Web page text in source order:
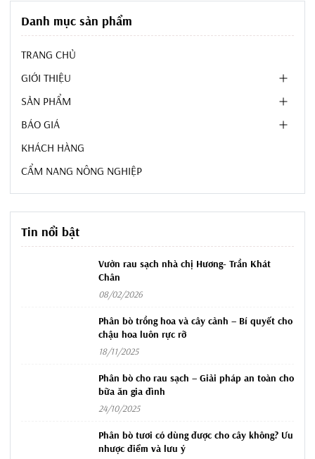
Danh mục sản phẩm
TRANG CHỦ
GIỚI THIỆU
SẢN PHẨM
BÁO GIÁ
KHÁCH HÀNG
CẨM NANG NÔNG NGHIỆP
Tin nổi bật
Vườn rau sạch nhà chị Hương- Trần Khát
Chân
08/02/2026
Phân bò trồng hoa và cây cảnh – Bí quyết cho
chậu hoa luôn rực rỡ
18/11/2025
Phân bò cho rau sạch – Giải pháp an toàn cho
bữa ăn gia đình
24/10/2025
Phân bò tươi có dùng được cho cây không? Ưu
nhược điểm và lưu ý